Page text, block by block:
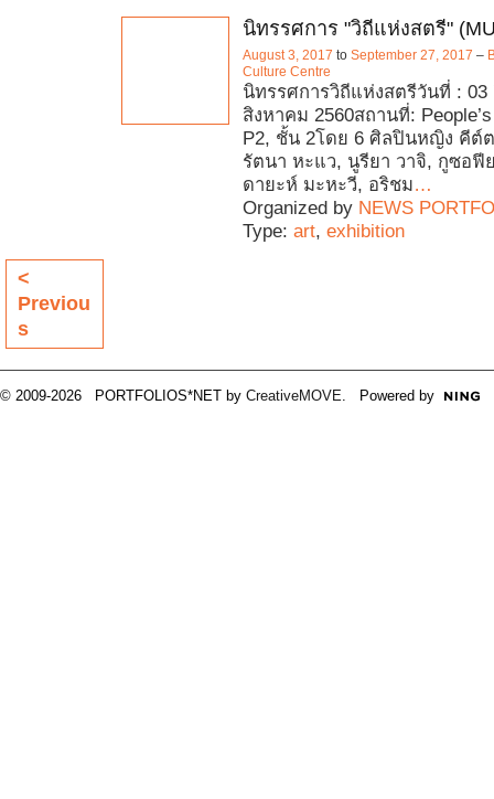
นิทรรศการ "วิถีแห่งสตรี"
August 3, 2017 to September 27, 2017 –
Culture Centre
นิทรรศการวิถีแห่งสตรีวันที่ : 03
สิงหาคม 2560สถานที่:
P2, ชั้น 2โดย 6 ศิลปินหญิง คีต์
รัตนา หะแว, นูรียา วาจิ, กูซอฟี
ดายะห์ มะหะวี, อริชม…
Organized by NEWS
Type: art, exhibition
<
Previou
s
© 2009-2026 PORTFOLIOS*NET by CreativeMOVE. Powered by